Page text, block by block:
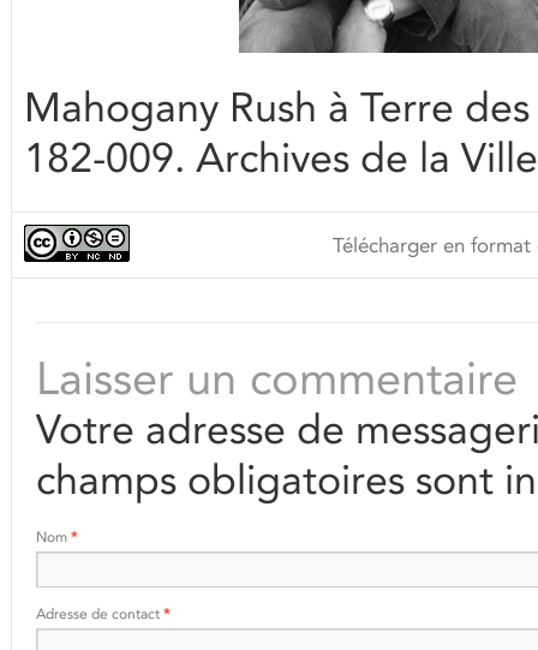
Mahogany Rush à Terre
182-009. Archives de la
Télécharger en
Laisser un commentaire
Votre adresse de
champs obligatoires sont
Nom *
Adresse de contact *